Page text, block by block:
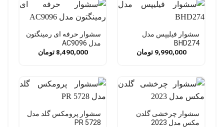
سشوار فیلیپس مدل
BHD274
9,990,000 تومان
سشوار حرفه ای رمینگتون
مدل AC9096
8,490,000 تومان
سشوار چرخشی گلدن
مکس مدل 2023
سشوار پرومکس گلد مدل
PR 5728